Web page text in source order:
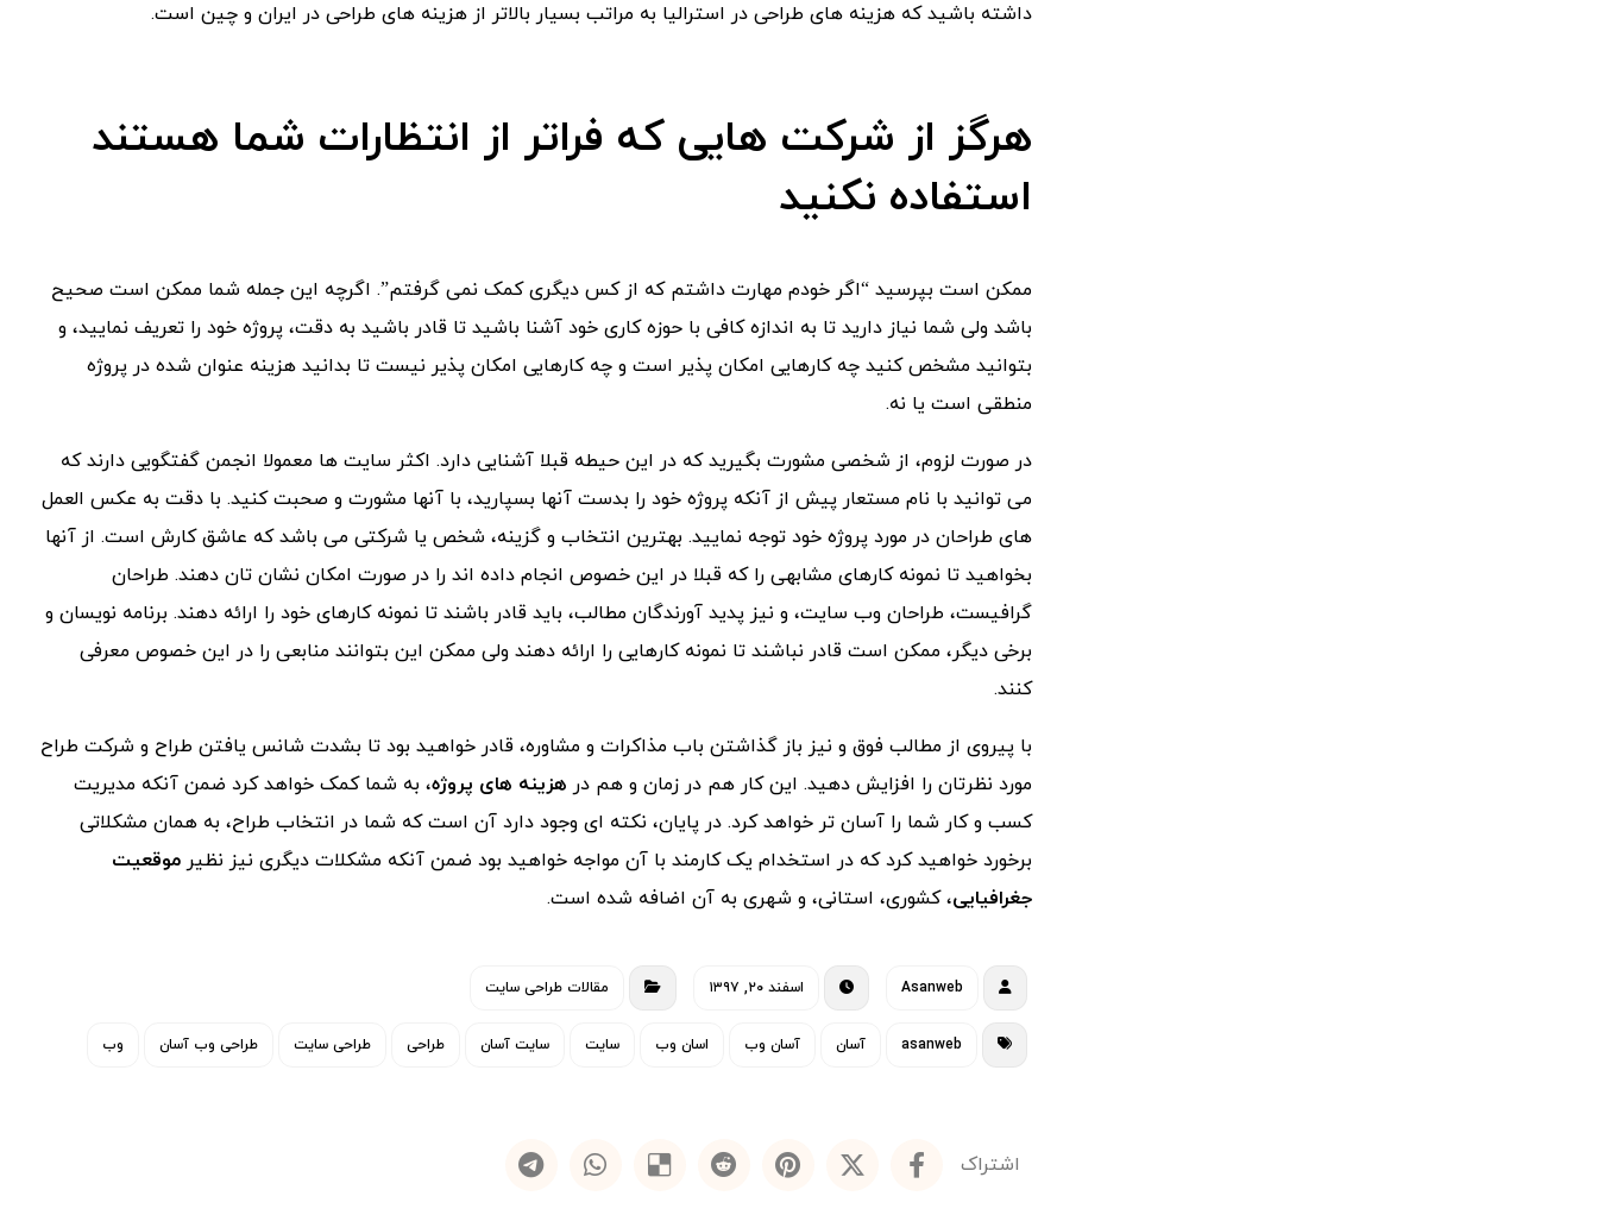
داشته باشید که هزینه های طراحی در استرالیا به مراتب بسیار بالاتر از هزینه های طراحی در ایران و چین است.
هرگز از شرکت هایی که فراتر از انتظارات شما هستند
استفاده نکنید
ممکن است بپرسید “اگر خودم مهارت داشتم که از کس دیگری کمک نمی گرفتم”. اگرچه این جمله شما ممکن است صحیح
باشد ولی شما نیاز دارید تا به اندازه کافی با حوزه کاری خود آشنا باشید تا قادر باشید به دقت، پروژه خود را تعریف نمایید، و
بتوانید مشخص کنید چه کارهایی امکان پذیر است و چه کارهایی امکان پذیر نیست تا بدانید هزینه عنوان شده در پروژه
منطقی است یا نه.
در صورت لزوم، از شخصی مشورت بگیرید که در این حیطه قبلا آشنایی دارد. اکثر سایت ها معمولا انجمن گفتگویی دارند که
می توانید با نام مستعار پیش از آنکه پروژه خود را بدست آنها بسپارید، با آنها مشورت و صحبت کنید. با دقت به عکس العمل
های طراحان در مورد پروژه خود توجه نمایید. بهترین انتخاب و گزینه، شخص یا شرکتی می باشد که عاشق کارش است. از آنها
بخواهید تا نمونه کارهای مشابهی را که قبلا در این خصوص انجام داده اند را در صورت امکان نشان تان دهند. طراحان
گرافیست، طراحان وب سایت، و نیز پدید آورندگان مطالب، باید قادر باشند تا نمونه کارهای خود را ارائه دهند. برنامه نویسان و
برخی دیگر، ممکن است قادر نباشند تا نمونه کارهایی را ارائه دهند ولی ممکن این بتوانند منابعی را در این خصوص معرفی
کنند.
با پیروی از مطالب فوق و نیز باز گذاشتن باب مذاکرات و مشاوره، قادر خواهید بود تا بشدت شانس یافتن طراح و شرکت طراح
مورد نظرتان را افزایش دهید. این کار هم در زمان و هم در هزینه های پروژه، به شما کمک خواهد کرد ضمن آنکه مدیریت
کسب و کار شما را آسان تر خواهد کرد. در پایان، نکته ای وجود دارد آن است که شما در انتخاب طراح، به همان مشکلاتی
برخورد خواهید کرد که در استخدام یک کارمند با آن مواجه خواهید بود ضمن آنکه مشکلات دیگری نیز نظیرموقعیت
جغرافیایی، کشوری، استانی، و شهری به آن اضافه شده است.
Asanweb اسفند ۲۰, ۱۳۹۷ مقالات طراحی سایت
asanweb آسان آسان وب اسان وب سایت سایت آسان طراحی طراحی سایت طراحی وب آسان وب